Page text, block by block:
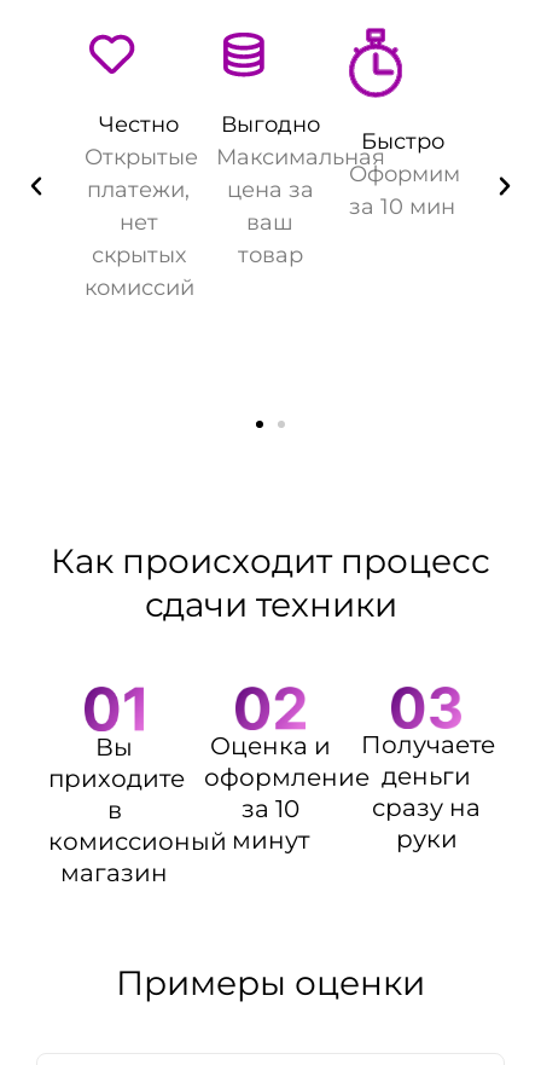
Честно
Открытые
платежи,
нет
скрытых
комиссий
Выгодно
Максимальная
цена за
ваш
товар
Быстро
Оформим
за 10 мин
Как происходит процесс
сдачи техники
Вы
приходите
в
комиссионый
магазин
Оценка и
оформление
за 10
минут
Получаете
деньги
сразу на
руки
Примеры оценки